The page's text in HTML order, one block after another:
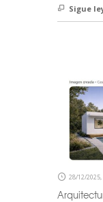
Sigue
28/12/2025,